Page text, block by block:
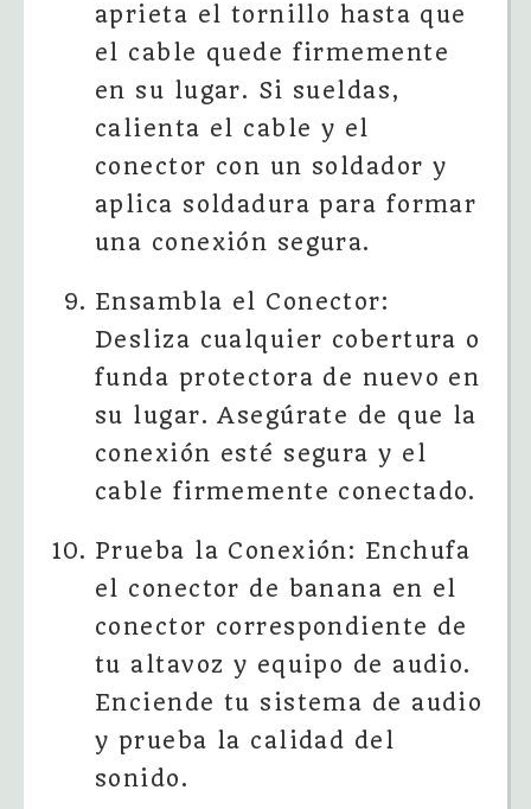
aprieta el tornillo hasta que
el cable quede firmemente
en su lugar. Si sueldas,
calienta el cable y el
conector con un soldador y
aplica soldadura para formar
una conexión segura.
Ensambla el Conector:
Desliza cualquier cobertura o
funda protectora de nuevo en
su lugar. Asegúrate de que la
conexión esté segura y el
cable firmemente conectado.
Prueba la Conexión: Enchufa
el conector de banana en el
conector correspondiente de
tu altavoz y equipo de audio.
Enciende tu sistema de audio
y prueba la calidad del
sonido.